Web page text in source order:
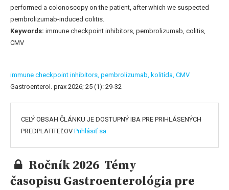
performed a colonoscopy on the patient, after which we suspected
pembrolizumab-induced colitis.
Keywords: immune checkpoint inhibitors, pembrolizumab, colitis,
CMV
immune checkpoint inhibitors, pembrolizumab, kolitída, CMV
Gastroenterol. prax 2026; 25 (1): 29-32
CELÝ OBSAH ČLÁNKU JE DOSTUPNÝ IBA PRE PRIHLÁSENÝCH
PREDPLATITEĽOV Prihlásiť sa
Ročník 2026 Témy
časopisu Gastroenterológia pre